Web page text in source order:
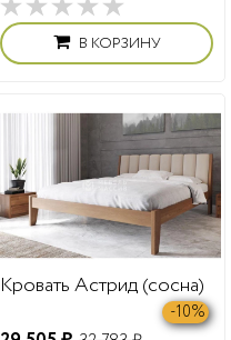
В КОРЗИНУ
Кровать Астрид (сосна)
-10%